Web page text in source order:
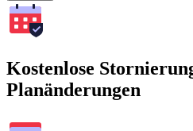
Kostenlose
Planänderungen